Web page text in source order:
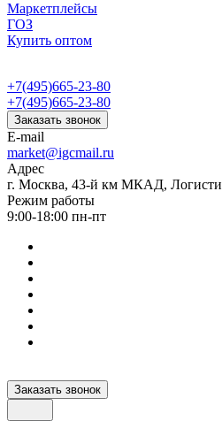
Маркетплейсы
ГОЗ
Купить оптом
+7(495)665-23-80
+7(495)665-23-80
Заказать звонок
E-mail
market@igcmail.ru
Адрес
г. Москва, 43-й км МКАД,
Режим работы
9:00-18:00 пн-пт
Заказать звонок